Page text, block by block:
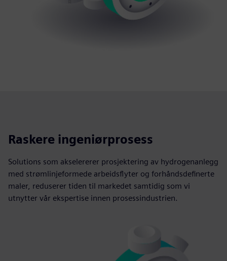
Raskere ingeniørprosess
Solutions som akselererer prosjektering av hydrogenanlegg
med strømlinjeformede arbeidsflyter og forhåndsdefinerte
maler, reduserer tiden til markedet samtidig som vi
utnytter vår ekspertise innen prosessindustrien.